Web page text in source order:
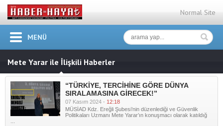
Normal Site
MENÜ
Mete Yarar ile İlişkili Haberler
“TÜRKİYE, TERCİHİNE GÖRE DÜNYA
SIRALAMASINA GİRECEK!”
07 Kasım 2024 - 12:18
MÜSİAD Kdz. Ereğli Şubesi’nin düzenlediği ve Güvenlik
Politikaları Uzmanı Mete Yarar’ın konuşmacı olarak katıldığ